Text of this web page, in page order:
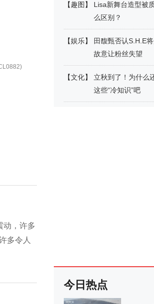
动，许多
多令人
【趣图 】
Lisa新舞台造型被
么区别？
【娱乐】
田馥甄否认S.H.E
故意让粉丝失望
【文化】
立秋到了！为什么
这些“冷知识”吧
今日热点